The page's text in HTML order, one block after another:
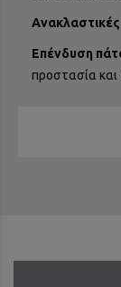
Επένδυση
προστασία και